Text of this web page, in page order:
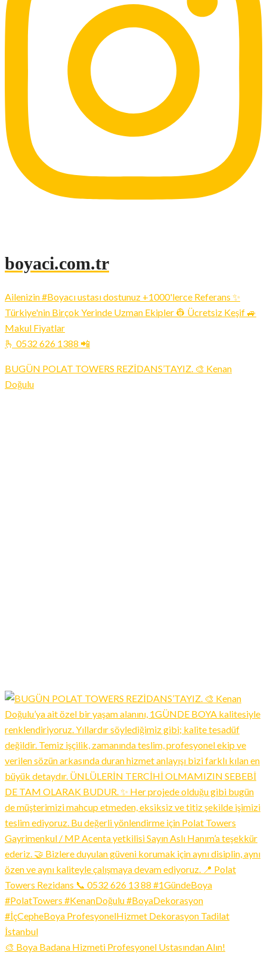
boyaci.com.tr
Ailenizin #Boyacı ustası dostunuz +1000'lerce Referans ✨
Türkiye'nin Birçok Yerinde Uzman Ekipler 👷 Ücretsiz Keşif 🚙
Makul Fiyatlar
🫰 0532 626 1388 📲
BUGÜN POLAT TOWERS REZİDANS’TAYIZ. 🎨 Kenan
Doğulu
🎨 Boya Badana Hizmeti Profesyonel Ustasından Alın!